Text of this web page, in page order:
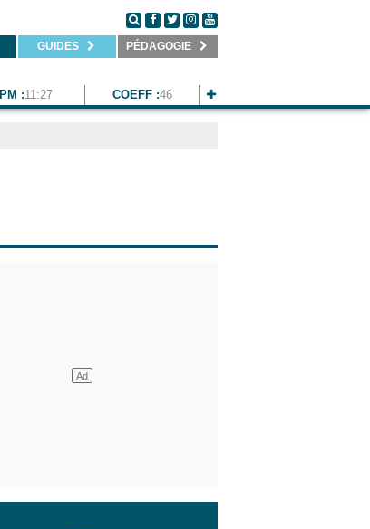
GUIDES PÉDAGOGIE
PM :11:27 COEFF :46